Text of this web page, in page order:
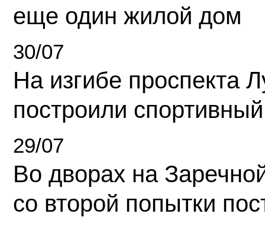
еще один жилой дом
30/07
На изгибе проспекта
построили
29/07
Во дворах на
со второй попытки